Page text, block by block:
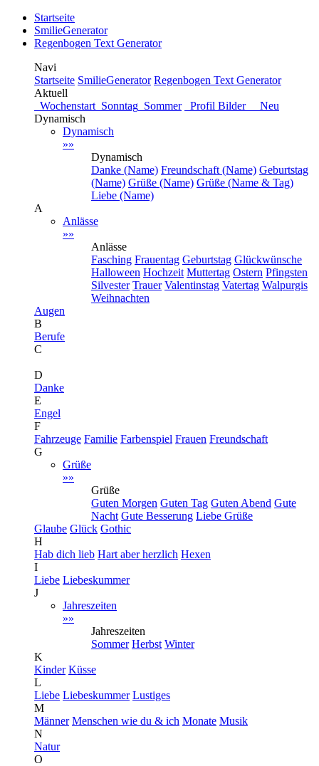
Startseite
SmilieGenerator
Regenbogen Text Generator
Navi
Startseite SmilieGenerator Regenbogen Text Generator
Aktuell
Wochenstart Sonntag Sommer
Profil Bilder Neu
Dynamisch
Dynamisch
»»
Dynamisch
Danke (Name) Freundschaft (Name) Geburtstag
(Name) Grüße (Name) Grüße (Name & Tag)
Liebe (Name)
A
Anlässe
»»
Anlässe
Fasching Frauentag Geburtstag Glückwünsche
Halloween Hochzeit Muttertag Ostern Pfingsten
Silvester Trauer Valentinstag Vatertag Walpurgis
Weihnachten
Augen
B
Berufe
C
D
Danke
E
Engel
F
Fahrzeuge Familie Farbenspiel Frauen Freundschaft
G
Grüße
»»
Grüße
Guten Morgen Guten Tag Guten Abend Gute
Nacht Gute Besserung Liebe Grüße
Glaube Glück Gothic
H
Hab dich lieb Hart aber herzlich Hexen
I
Liebe Liebeskummer
J
Jahreszeiten
»»
Jahreszeiten
Sommer Herbst Winter
K
Kinder Küsse
L
Liebe Liebeskummer Lustiges
M
Männer Menschen wie du & ich Monate Musik
N
Natur
O